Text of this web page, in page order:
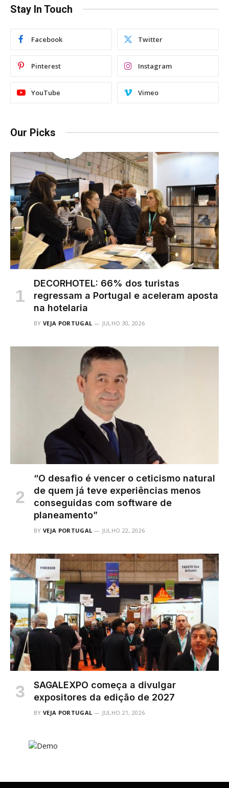
Stay In Touch
Facebook Twitter
Pinterest Instagram
YouTube Vimeo
Our Picks
DECORHOTEL: 66% dos turistas
regressam a Portugal e aceleram aposta
na hotelaria
BY VEJA PORTUGAL JULHO 30, 2026
“O desafio é vencer o ceticismo natural
de quem já teve experiências menos
conseguidas com software de
planeamento”
BY VEJA PORTUGAL JULHO 22, 2026
SAGALEXPO começa a divulgar
expositores da edição de 2027
BY VEJA PORTUGAL JULHO 21, 2026